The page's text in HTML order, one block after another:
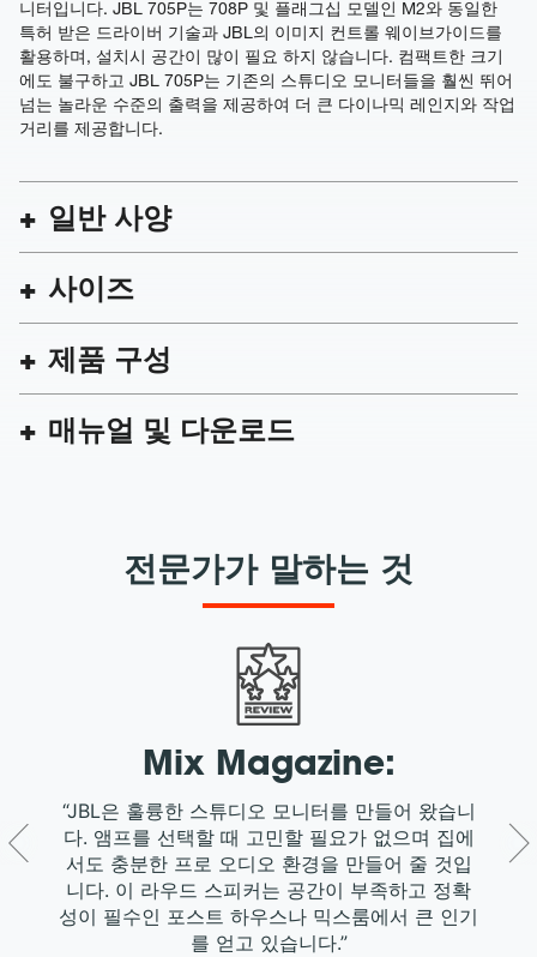
니터입니다. JBL 705P는 708P 및 플래그십 모델인 M2와 동일한
특허 받은 드라이버 기술과 JBL의 이미지 컨트롤 웨이브가이드를
활용하며, 설치시 공간이 많이 필요 하지 않습니다. 컴팩트한 크기
에도 불구하고 JBL 705P는 기존의 스튜디오 모니터들을 훨씬 뛰어
넘는 놀라운 수준의 출력을 제공하여 더 큰 다이나믹 레인지와 작업
거리를 제공합니다.
일반 사양
사이즈
제품 구성
매뉴얼 및 다운로드
전문가가 말하는 것
Mix Magazine:
“JBL은 훌륭한 스튜디오 모니터를 만들어 왔습니
다. 앰프를 선택할 때 고민할 필요가 없으며 집에
서도 충분한 프로 오디오 환경을 만들어 줄 것입
니다. 이 라우드 스피커는 공간이 부족하고 정확
성이 필수인 포스트 하우스나 믹스룸에서 큰 인기
를 얻고 있습니다.”